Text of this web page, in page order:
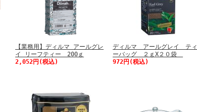
【業務用】ディルマ アールグレ
イ リーフティー 200ｇ
2,052円(税込)
ディルマ アールグレイ ティ
ーバッグ ２ｇX２０袋
972円(税込)